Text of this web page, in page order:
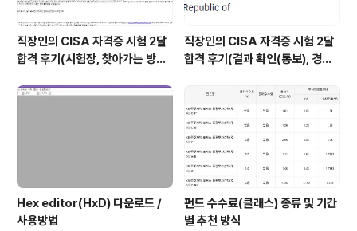
직장인의 CISA 자격증 시험 2달
합격 후기(시험장, 찾아가는 방법,
직장인의 CISA 자격증 시험 2달
합격 후기(결과 확인(통보), 경력
Hex editor(HxD) 다운로드 /
사용방법
펀드 수수료(클래스) 종류 및 기간
별 추천 방식